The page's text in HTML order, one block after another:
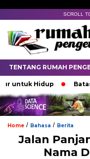
SCROLL
TENTANG RUMAH
Batas yang
Home / Bahasa / Berita
Jalan
Nama